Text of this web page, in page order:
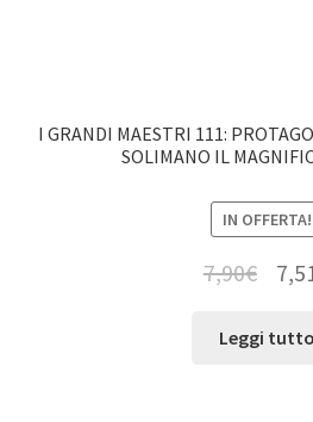
I GRANDI MAESTRI 111:
SOLIMANO IL
IN OFFERTA!
7,90€
Leggi tutto